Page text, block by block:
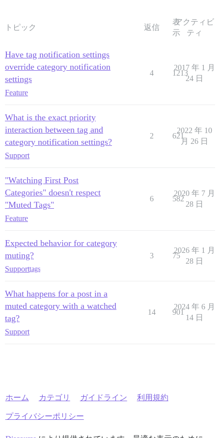
トピック 返信
表
示
アクティビ
ティ
Have tag notification settings
override category notification
settings
Feature
4 1213
2017 年 1 月
24 日
What is the exact priority
interaction between tag and
category notification settings?
Support
2 621
2022 年 10
月 26 日
"Watching First Post
Categories" doesn't respect
"Muted Tags"
Feature
6 582
2020 年 7 月
28 日
Expected behavior for category
muting?
Supporttags
3 75
2026 年 1 月
28 日
What happens for a post in a
muted category with a watched
tag?
Support
14 901
2024 年 6 月
14 日
ホーム カテゴリ ガイドライン 利用規約
プライバシーポリシー